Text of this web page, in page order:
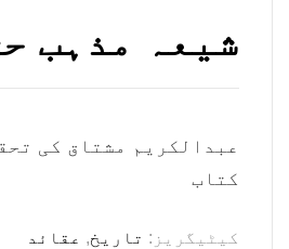
شیعہ مذہب
عبدالکریم مشتاق کی
کتاب
کیٹیگریز: تاریخ, عقائد